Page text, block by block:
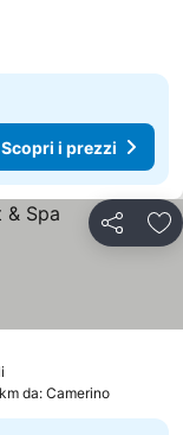
Scopri i prezzi
Condividi
da: Camerino